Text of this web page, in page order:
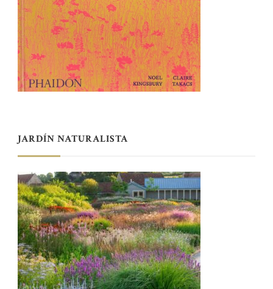
JARDÍN NATURALISTA